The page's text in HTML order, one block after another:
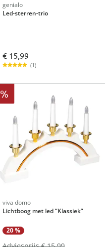
genialo
Led-sterren-trio
€ 15,99
(1)
%
viva domo
Lichtboog met led “Klassiek”
20 %